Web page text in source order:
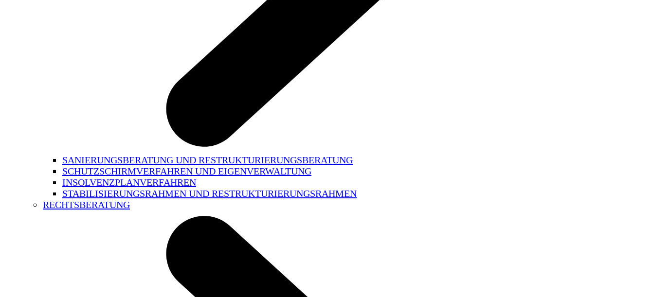
SANIERUNGSBERATUNG UND RESTRUKTURIERUNGSBERATUNG
SCHUTZSCHIRMVERFAHREN UND EIGENVERWALTUNG
INSOLVENZPLANVERFAHREN
STABILISIERUNGSRAHMEN UND RESTRUKTURIERUNGSRAHMEN
RECHTSBERATUNG